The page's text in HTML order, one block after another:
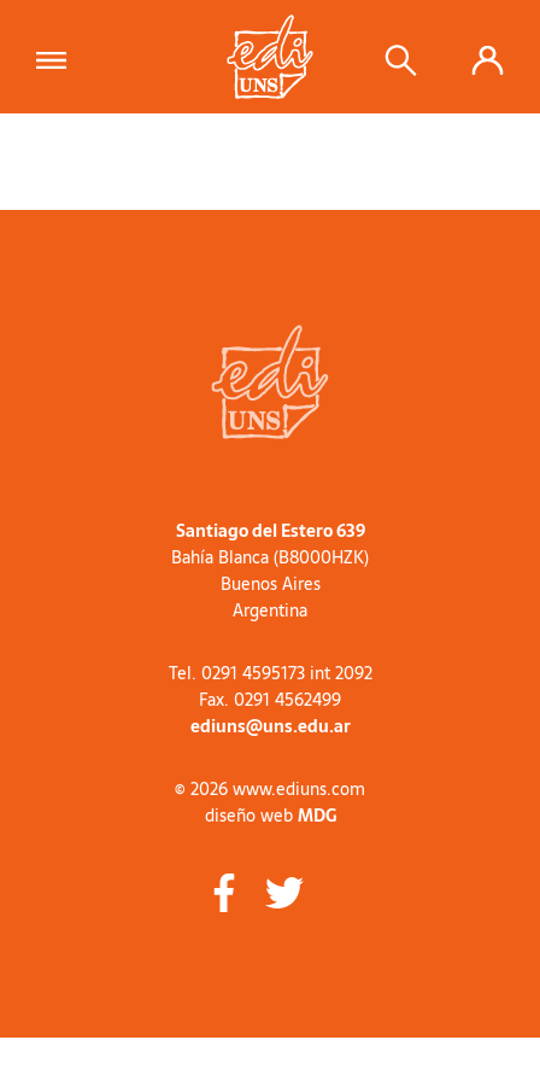
Santiago del Estero 639
Bahía Blanca (B8000HZK)
Buenos Aires
Argentina
Tel. 0291 4595173 int 2092
Fax. 0291 4562499
ediuns@uns.edu.ar
© 2026 www.ediuns.com
diseño webMDG